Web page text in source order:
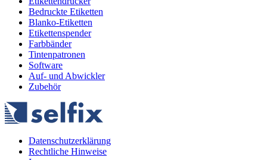
Bedruckte Etiketten
Blanko-Etiketten
Etikettenspender
Farbbänder
Tintenpatronen
Software
Auf- und Abwickler
Zubehör
Datenschutzerklärung
Rechtliche Hinweise